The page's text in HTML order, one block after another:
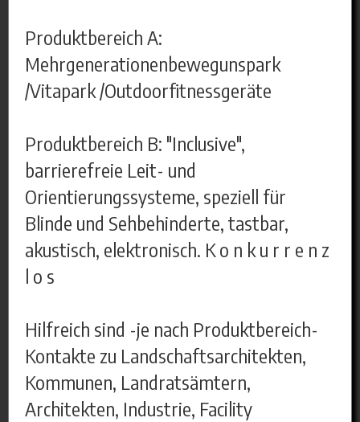
Produktbereich A:
Mehrgenerationenbewegunspark
/Vitapark /Outdoorfitnessgeräte
Produktbereich B: "Inclusive",
barrierefreie Leit- und
Orientierungssysteme, speziell für
Blinde und Sehbehinderte, tastbar,
akustisch, elektronisch. K o n k u r r e n z
l o s
Hilfreich sind -je nach Produktbereich-
Kontakte zu Landschaftsarchitekten,
Kommunen, Landratsämtern,
Architekten, Industrie, Facility